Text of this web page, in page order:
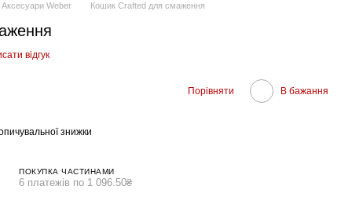
Аксесуари Weber Кошик Crafted для смаження
відгук
Порівняти В бажання
знижки
ПОКУПКА ЧАСТИНАМИ
6 платежів по 1 096.50₴